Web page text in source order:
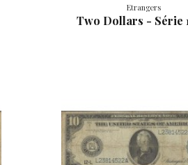
Etrangers
Two Dollars - Série